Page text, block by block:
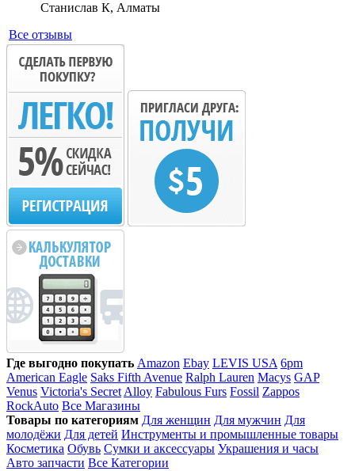
Станислав К, Алматы
Все отзывы
Где выгодно покупать Amazon Ebay LEVIS USA 6pm
American Eagle Saks Fifth Avenue Ralph Lauren Macys GAP
Venus Victoria's Secret Alloy Fabulous Furs Fossil Zappos
RockAuto Все Магазины
Товары по категориям Для женщин Для мужчин Для
молодёжи Для детей Инструменты и промышленные товары
Косметика Обувь Сумки и аксессуары Украшения и часы
Авто запчасти Все Категории